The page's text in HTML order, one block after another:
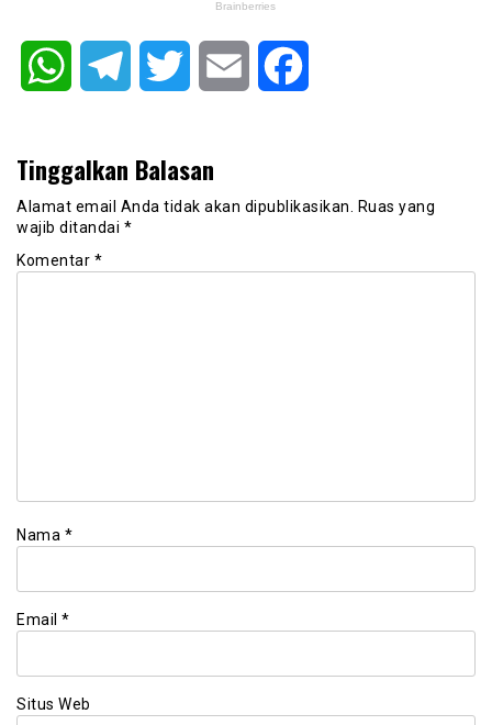
WhatsAppTelegram Twitter Email
Tinggalkan Balasan
Alamat email Anda tidak akan dipublikasikan.
Ruas yang
wajib ditandai *
Komentar *
Nama *
Email *
Situs Web